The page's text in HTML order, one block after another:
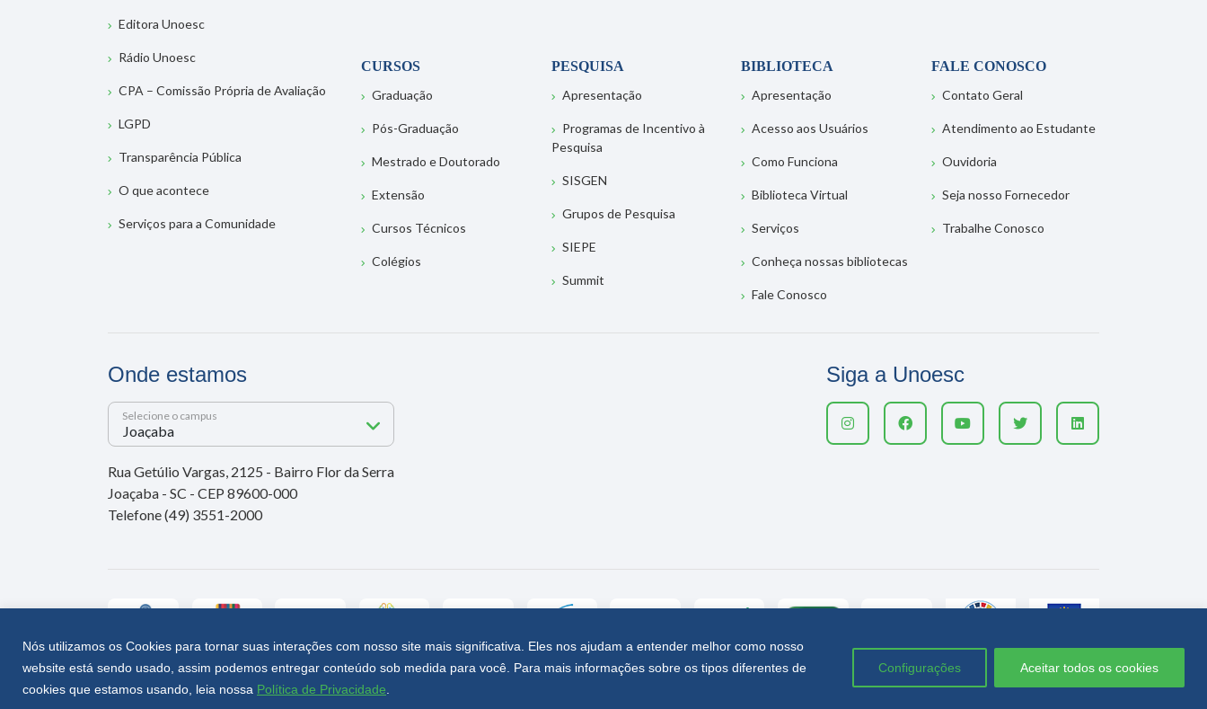
Nós utilizamos os Cookies para tornar suas interações com nosso site mais significativa. Eles nos ajudam a entender melhor como nosso
website está sendo usado, assim podemos entregar conteúdo sob medida para você. Para mais informações sobre os tipos diferentes de
cookies que estamos usando, leia nossa Política de Privacidade
Configurações Aceitar todos os cookies
Editora Unoesc
Rádio Unoesc
CPA – Comissão Própria de Avaliação
LGPD
Transparência Pública
O que acontece
Serviços para a Comunidade
CURSOS
Graduação
Pós-Graduação
Mestrado e Doutorado
Extensão
Cursos Técnicos
Colégios
PESQUISA
Apresentação
Programas de Incentivo à
Pesquisa
SISGEN
Grupos de Pesquisa
SIEPE
Summit
BIBLIOTECA
Apresentação
Acesso aos Usuários
Como Funciona
Biblioteca Virtual
Serviços
Conheça nossas bibliotecas
Fale Conosco
FALE CONOSCO
Contato Geral
Atendimento ao Estudante
Ouvidoria
Seja nosso Fornecedor
Trabalhe Conosco
Onde estamos
Selecione o campus
Rua Getúlio Vargas, 2125 - Bairro Flor da Serra
Joaçaba - SC - CEP 89600-000
Telefone (49) 3551-2000
Siga a Unoesc
Unoesc © 2026 - Todos os direitos reservados Política de privacidade